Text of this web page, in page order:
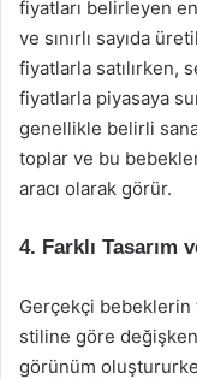
fiyatları belirleyen
ve sınırlı sayıda
fiyatlarla satılırken,
fiyatlarla piyasaya
genellikle belirli
toplar ve bu
aracı olarak görür.
4. Farklı Tasarım
Gerçekçi bebeklerin
stiline göre
görünüm